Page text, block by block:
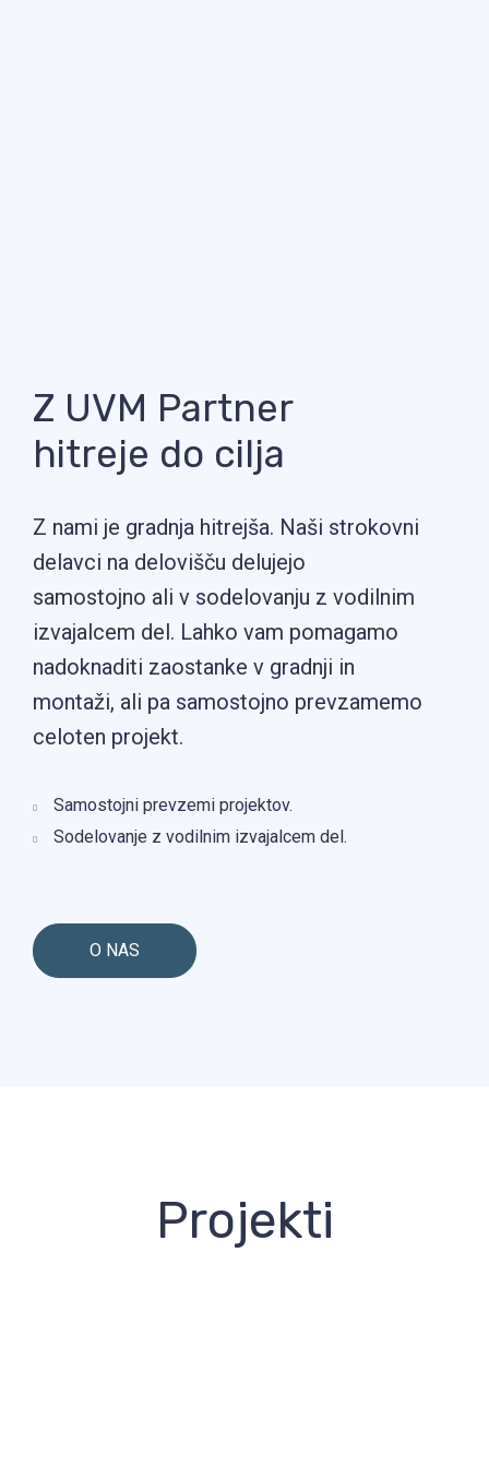
Z UVM Partner
hitreje do cilja
Z nami je gradnja hitrejša. Naši strokovni
delavci na delovišču delujejo
samostojno ali v sodelovanju z vodilnim
izvajalcem del. Lahko vam pomagamo
nadoknaditi zaostanke v gradnji in
montaži, ali pa samostojno prevzamemo
celoten projekt.
Samostojni prevzemi projektov.
Sodelovanje z vodilnim izvajalcem del.
O NAS
Projekti